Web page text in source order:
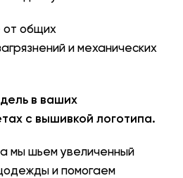
от общих
и механических
в ваших
с вышивкой логотипа.
мы шьем увеличенный
и помогаем